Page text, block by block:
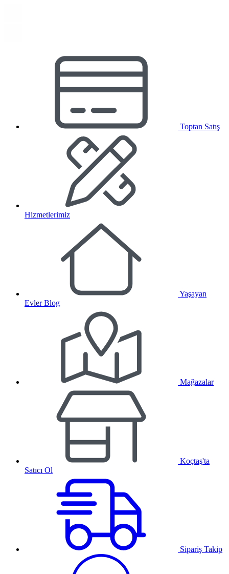
Toptan Satış
Hizmetlerimiz
Yaşayan
Evler Blog
Mağazalar
Koçtaş'ta
Satıcı Ol
Sipariş Takip